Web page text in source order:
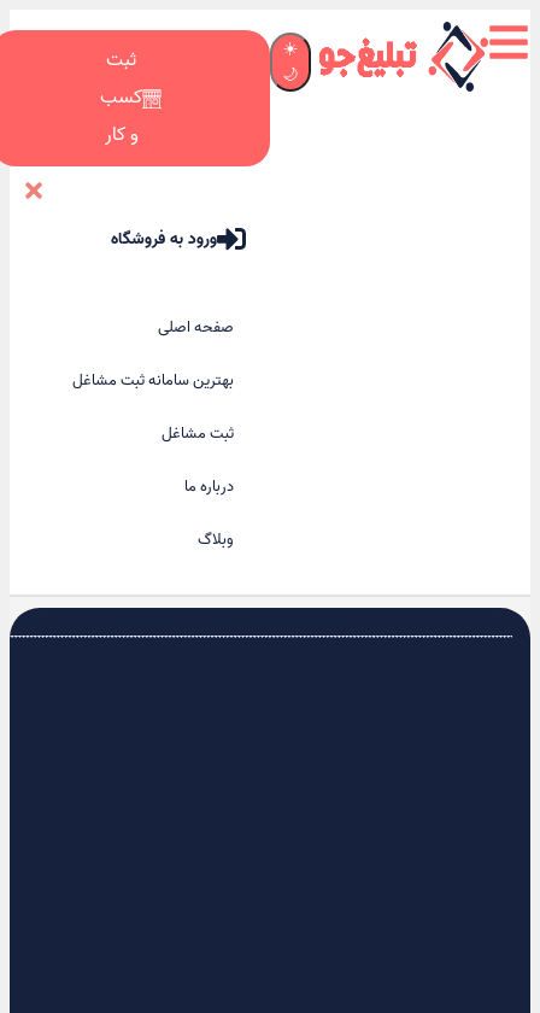
☀️
🌙
ثبت
کسب
و کار
ورود به فروشگاه
صفحه اصلی
بهترین سامانه ثبت مشاغل
ثبت مشاغل
درباره ما
وبلاگ